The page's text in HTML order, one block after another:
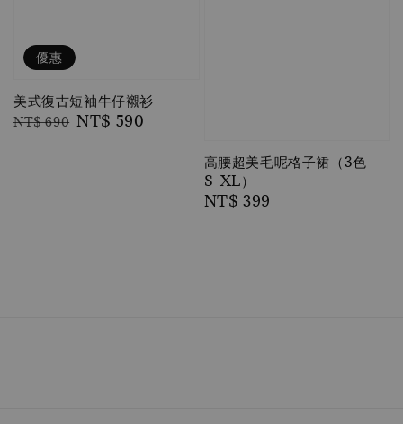
優惠
美式復古短袖牛仔襯衫
Regular
NT$ 690 Sale
NT$ 590
高腰超美毛呢格子裙（3色
S-XL）
Regular
NT$ 399